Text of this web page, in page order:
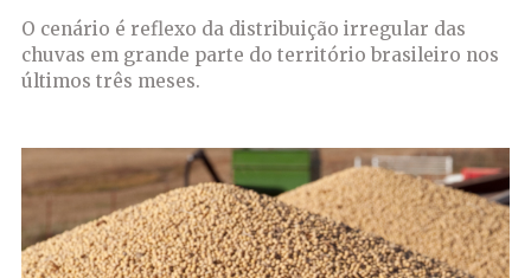
O cenário é reflexo da distribuição irregular das
chuvas em grande parte do território brasileiro nos
últimos três meses.